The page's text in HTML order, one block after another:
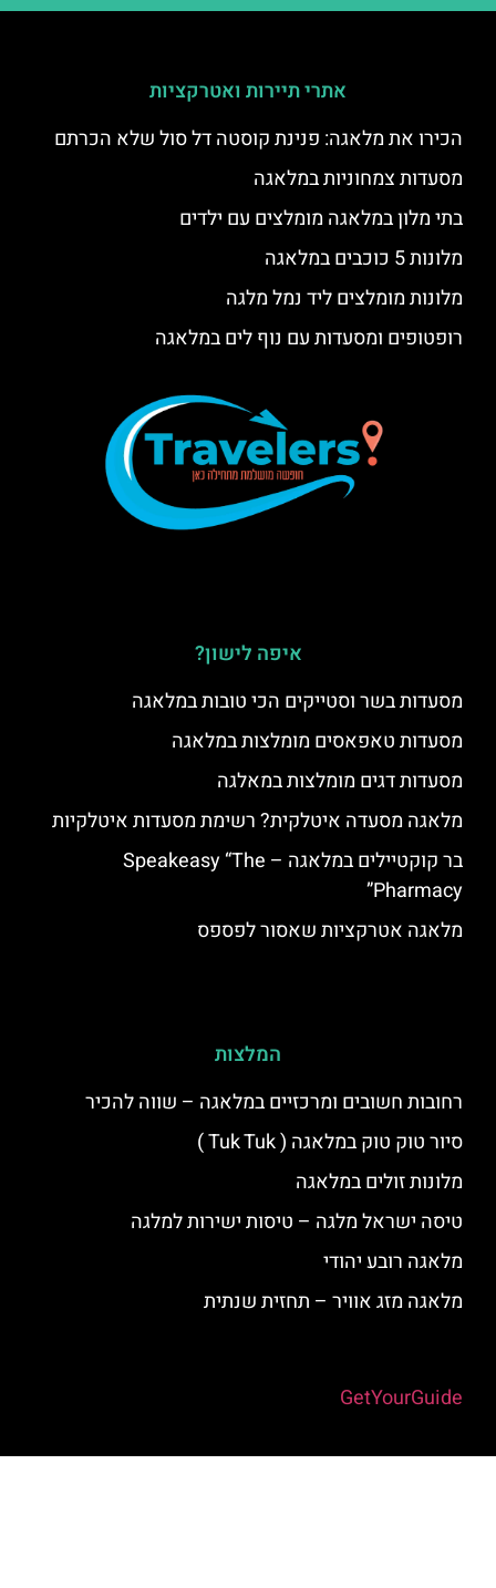
אתרי תיירות ואטרקציות
הכירו את מלאגה: פנינת קוסטה דל סול שלא הכרתם
מסעדות צמחוניות במלאגה
בתי מלון במלאגה מומלצים עם ילדים
מלונות 5 כוכבים במלאגה
מלונות מומלצים ליד נמל מלגה
רופטופים ומסעדות עם נוף לים במלאגה
איפה לישון?
מסעדות בשר וסטייקים הכי טובות במלאגה
מסעדות טאפאסים מומלצות במלאגה
מסעדות דגים מומלצות במאלגה
מלאגה מסעדה איטלקית? רשימת מסעדות איטלקיות
בר קוקטיילים במלאגה – Speakeasy “The
Pharmacy”
מלאגה אטרקציות שאסור לפספס
המלצות
רחובות חשובים ומרכזיים במלאגה – שווה להכיר
סיור טוק טוק במלאגה ( Tuk Tuk )
מלונות זולים במלאגה
טיסה ישראל מלגה – טיסות ישירות למלגה
מלאגה רובע יהודי
מלאגה מזג אוויר – תחזית שנתית
GetYourGuide